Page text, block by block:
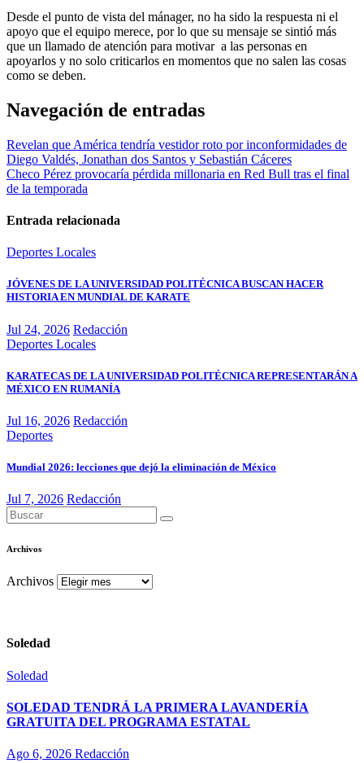
Desde el punto de vista del mánager, no ha sido la respuesta ni el
apoyo que el equipo merece, por lo que su mensaje se sintió más
que un llamado de atención para motivar a las personas en
apoyarlos y no solo criticarlos en momentos que no salen las cosas
como se deben.
Navegación de entradas
Revelan que América tendría vestidor roto por inconformidades de
Diego Valdés, Jonathan dos Santos y Sebastián Cáceres
Checo Pérez provocaría pérdida millonaria en Red Bull tras el final
de la temporada
Entrada relacionada
Deportes Locales
JÓVENES DE LA UNIVERSIDAD POLITÉCNICA BUSCAN HACER
HISTORIA EN MUNDIAL DE KARATE
Jul 24, 2026 Redacción
Deportes Locales
KARATECAS DE LA UNIVERSIDAD POLITÉCNICA REPRESENTARÁN A
MÉXICO EN RUMANÍA
Jul 16, 2026 Redacción
Deportes
Mundial 2026: lecciones que dejó la eliminación de México
Jul 7, 2026 Redacción
Archivos
Archivos
Soledad
Soledad
SOLEDAD TENDRÁ LA PRIMERA LAVANDERÍA
GRATUITA DEL PROGRAMA ESTATAL
Ago 6, 2026 Redacción